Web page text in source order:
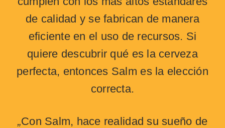
de calidad y se fabrican de manera
eficiente en el uso de recursos. Si
quiere descubrir qué es la cerveza
perfecta, entonces Salm es la elección
correcta.
„Con Salm, hace realidad su sueño de